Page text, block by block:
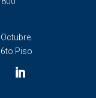
Piso